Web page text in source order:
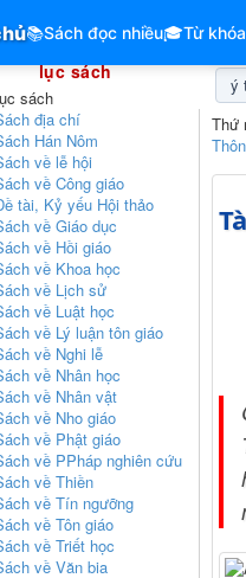
📚Sách đọc nhiều🎓Từ
ý
Thứ
hóa tài liệu & mục
lục sách
sách
địa chí
Hán Nôm
về lễ hội
về Công giáo
tài, Kỷ yếu Hội thảo
về Giáo dục
về Hồi giáo
về Khoa học
về Lịch sử
về Luật học
về Lý luận tôn giáo
về Nghi lễ
về Nhân học
về Nhân vật
về Nho giáo
về Phật giáo
về PPháp nghiên cứu
về Thiền
về Tín ngưỡng
về Tôn giáo
về Triết học
về Văn bia